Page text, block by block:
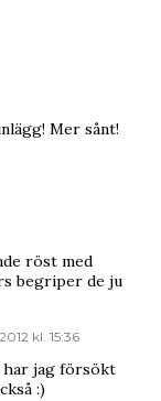
Mer sånt!
röst med
begriper de ju
kl. 15:36
har jag försökt
:)